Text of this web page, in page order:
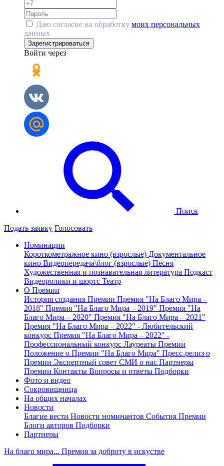
Даю согласие на обработку моих персональных
данных
Зарегистрироваться
Войти через
Поиск
Подать заявку Голосовать
Номинации
Короткометражное кино (взрослые) Документальное
кино Видеопередача\блог (взрослые) Песня
Художественная и познавательная литература Подкаст
Видеоролики и шортс Театр
О Премии
История создания Премии Премия "На Благо Мира –
2018" Премия "На Благо Мира – 2019" Премия "На
Благо Мира – 2020" Премия "На Благо Мира – 2021"
Премия "На Благо Мира – 2022" - Любительский
конкурс Премия "На Благо Мира – 2022" -
Профессиональный конкурс Лауреаты Премии
Положение о Премии "На Благо Мира" Пресс-релиз о
Премии Экспертный совет СМИ о нас Партнеры
Премии Контакты Вопросы и ответы Подборки
Фото и видео
Сокровищница
На общих началах
Новости
Благие вести Новости номинантов События Премии
Блоги авторов Подборки
Партнеры
На благо мира... Премия за доброту в искустве